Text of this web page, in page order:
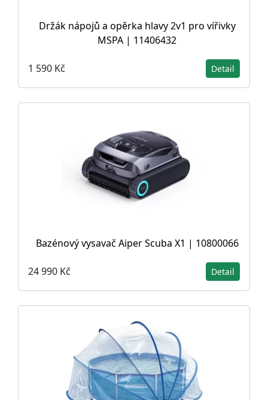
Držák nápojů a opěrka hlavy 2v1 pro vířivky
MSPA | 11406432
1 590 Kč Detail
Bazénový vysavač Aiper Scuba X1 | 10800066
24 990 Kč Detail